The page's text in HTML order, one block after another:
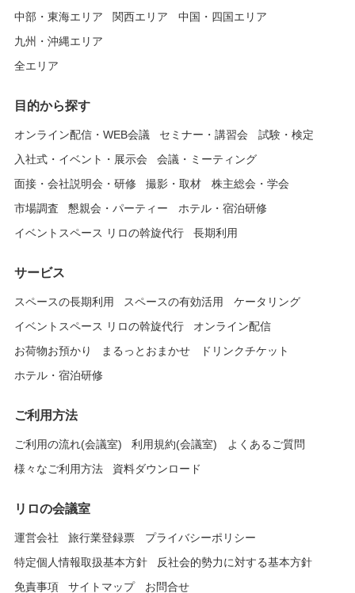
中部・東海エリア
関西エリア
中国・四国エリア
九州・沖縄エリア
全エリア
目的から探す
オンライン配信・WEB会議 セミナー・講習会
試験・検定
入社式・イベント・展示会
会議・ミーティング
面接・会社説明会・研修
撮影・取材
株主総会・学会
市場調査
懇親会・パーティー
ホテル・宿泊研修
イベントスペース リロの斡旋代行
長期利用
サービス
スペースの長期利用 スペースの有効活用
ケータリング
イベントスペース リロの斡旋代行
オンライン配信
お荷物お預かり
まるっとおまかせ
ドリンクチケット
ホテル・宿泊研修
ご利用方法
ご利用の流れ(会議室) 利用規約(会議室)
よくあるご質問
様々なご利用方法
資料ダウンロード
リロの会議室
運営会社 旅行業登録票
プライバシーポリシー
特定個人情報取扱基本方針
反社会的勢力に対する基本方針
免責事項
サイトマップ お問合せ